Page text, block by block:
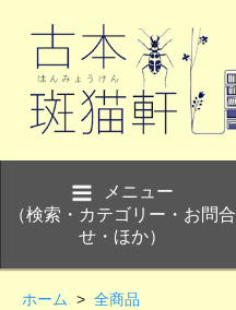
メニュー
（検索・カテゴリー・お問合
せ・ほか）
ホーム > 全商品